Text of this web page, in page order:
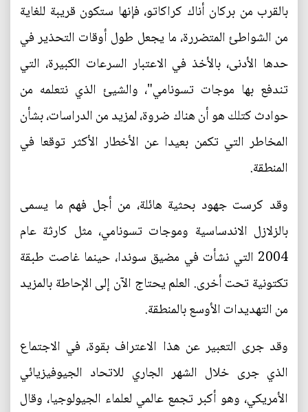
بالقرب من بركان أناك كراكاتو، فإنها ستكون قريبة للغاية
من الشواطئ المتضررة، ما يجعل طول أوقات التحذير في
حدها الأدنى، بالأخذ في الاعتبار السرعات الكبيرة، التي
تندفع بها موجات تسونامي"، والشيئ الذي نتعلمه من
حوادث كتلك هو أن هناك ضروة، لمزيد من الدراسات، بشأن
المخاطر التي تكمن بعيدا عن الأخطار الأكثر توقعا في
المنطقة.
وقد كرست جهود بحثية هائلة، من أجل فهم ما يسمى
بالزلازل الاندساسية وموجات تسونامي، مثل كارثة عام
2004 التي نشأت في مضيق سوندا، حينما غاصت طبقة
تكتونية تحت أخرى. العلم يحتاج الآن إلى الإحاطة بالمزيد
من التهديدات الأوسع بالمنطقة.
وقد جرى التعبير عن هذا الاعتراف بقوة، في الاجتماع
الذي جرى خلال الشهر الجاري للاتحاد الجيوفيزيائي
الأمريكي، وهو أكبر تجمع عالمي لعلماء الجيولوجيا، وقال